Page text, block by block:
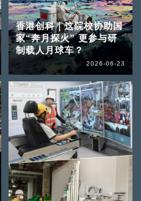
香港创科｜这院校协助国
家“奔月探火” 更参与研
制载人月球车？
2026-06-23